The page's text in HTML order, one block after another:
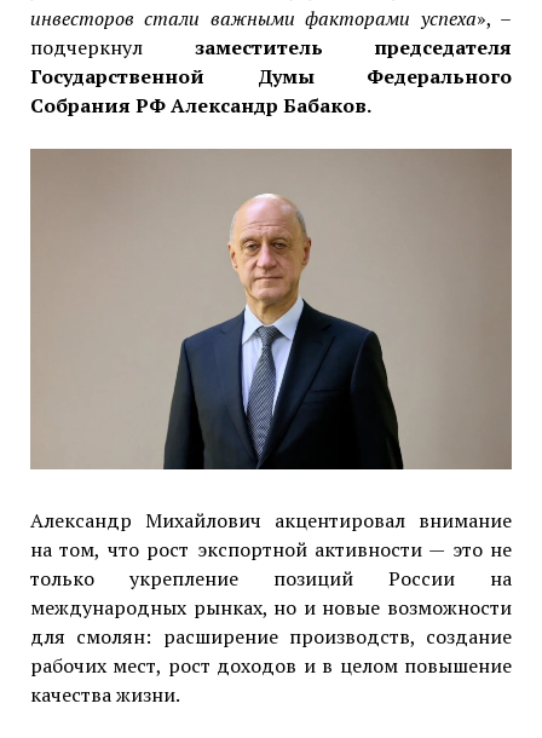
инвесторов стали важными факторами успеха», –
подчеркнул заместитель председателя
Государственной Думы Федерального
Собрания РФ Александр Бабаков.
Александр Михайлович акцентировал внимание
на том, что рост экспортной активности — это не
только укрепление позиций России на
международных рынках, но и новые возможности
для смолян: расширение производств, создание
рабочих мест, рост доходов и в целом повышение
качества жизни.